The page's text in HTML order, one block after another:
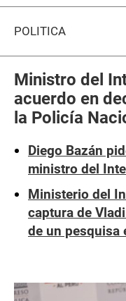
POLÍTICA
Ministro del
acuerdo en
la Policía
Diego Bazán
ministro del
Ministerio del
captura de
de un pesquisa